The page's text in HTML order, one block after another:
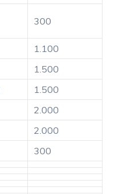
300
1.100
1.500
1.500
2.000
2.000
300